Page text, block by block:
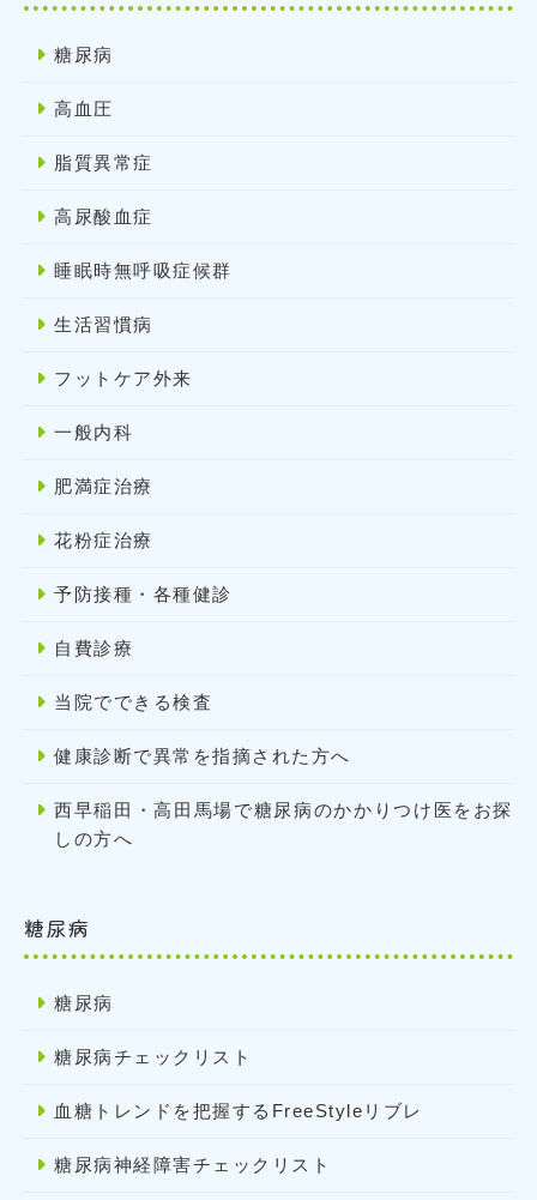
糖尿病
高血圧
脂質異常症
高尿酸血症
睡眠時無呼吸症候群
生活習慣病
フットケア外来
一般内科
肥満症治療
花粉症治療
予防接種・各種健診
自費診療
当院でできる検査
健康診断で異常を指摘された方へ
西早稲田・高田馬場で糖尿病のかかりつけ医をお探
しの方へ
糖尿病
糖尿病
糖尿病チェックリスト
血糖トレンドを把握するFreeStyleリブレ
糖尿病神経障害チェックリスト